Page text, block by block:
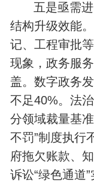
五是亟需
结构升级效能
记、工程审批
现象，政务服
盖。数字政务
不足40%。法
分领域裁量基
不罚”制度执行
府拖欠账款、
诉讼“绿色通道